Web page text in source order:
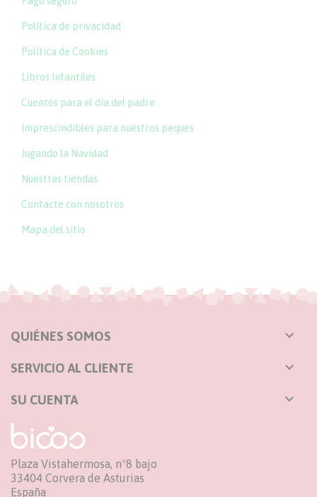
Política de privacidad
Política de Cookies
Libros Infantiles
Cuentos para el día del padre
Imprescindibles para nuestros peques
Jugando la Navidad
Nuestras tiendas
Contacte con nosotros
Mapa del sitio
QUIÉNES SOMOS 
SERVICIO AL CLIENTE 
SU CUENTA 
Plaza Vistahermosa, nº8 bajo
33404 Corvera de Asturias
España